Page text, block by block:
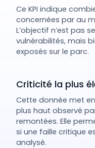
Ce KPI indique
concernées par au
L’objectif n’est pas
vulnérabilités, mais
exposés sur le parc.
Criticité la plus
Cette donnée met
plus haut observé
remontées. Elle
si une faille critique
analysé.